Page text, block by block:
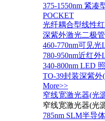
375-1550nm 紧凑
POCKET
光纤耦合型线性
深紫外激光二极管
460-770nm可见
780-950nm近红
340-800nm LED
TO-39封装深紫
More>>
窄线宽激光器(光
窄线宽激光器(光
785nm SLM半导